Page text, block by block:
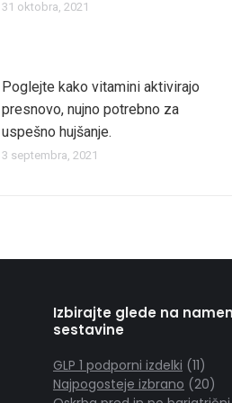
31 oktobra, 2021
Poglejte kako vitamini aktivirajo
presnovo, nujno potrebno za
uspešno hujšanje.
3 septembra, 2021
Izbirajte glede na
sestavine
GLP 1 podporni izdelki 1111
Najpogosteje izbrano 2020